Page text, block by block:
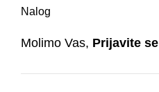
Nalog
Molimo Vas, Prijavite se